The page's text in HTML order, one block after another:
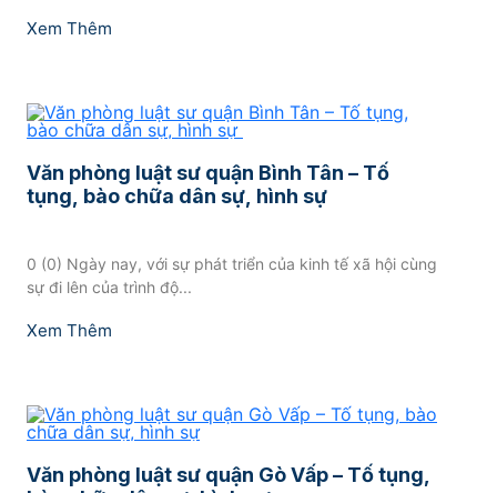
Xem Thêm
Văn phòng luật sư quận Bình Tân – Tố
tụng, bào chữa dân sự, hình sự
0 (0) Ngày nay, với sự phát triển của kinh tế xã hội cùng
sự đi lên của trình độ...
Xem Thêm
Văn phòng luật sư quận Gò Vấp – Tố tụng,